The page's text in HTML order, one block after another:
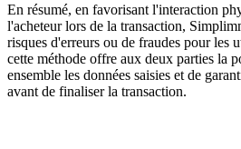
En résumé, en favorisant l'interaction
l'acheteur lors de la transaction,
risques d'erreurs ou de fraudes pour les
cette méthode offre aux deux parties la
ensemble les données saisies et de
avant de finaliser la transaction.